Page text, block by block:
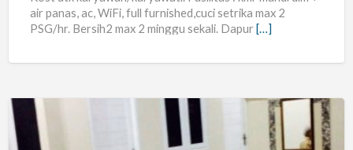
air panas, ac, WiFi, full furnished,cuci setrika max 2
PSG/hr. Bersih2 max 2 minggu sekali. Dapur[…]
kost